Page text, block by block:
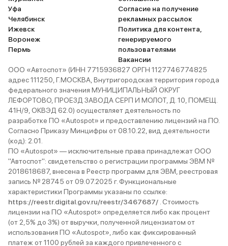
Уфа
Челябинск
Ижевск
Воронеж
Пермь
Согласие на получение
рекламных рассылок
Политика для контента,
генерируемого
пользователями
Вакансии
ООО «Автоспот» (ИНН 7715936827 ОРГН 1127746774825
адрес 111250, Г.МОСКВА, Внутригородская территория города
федерального значения МУНИЦИПАЛЬНЫЙ ОКРУГ
ЛЕФОРТОВО, ПРОЕЗД ЗАВОДА СЕРП И МОЛОТ, Д. 10, ПОМЕЩ.
41Н/9, ОКВЭД 62.0) осуществляет деятельность по
разработке ПО «Autospot» и предоставлению лицензий на ПО.
Согласно Приказу Минцифры от 08.10.22, вид деятельности
(код): 2.01.
ПО «Autospot» — исключительные права принадлежат ООО
"Автоспот": свидетельство о регистрации программы ЭВМ №
2018618687, внесена в Реестр программ для ЭВМ, реестровая
запись № 28745 от 09.07.2025 г. Функциональные
характеристики Программы указаны по ссылке:
https://reestr.digital.gov.ru/reestr/3467687/ . Стоимость
лицензии на ПО «Autospot» определяется либо как процент
(от 2,5% до 3%) от выручки, полученной лицензиатом от
использования ПО «Autospot», либо как фиксированный
платеж от 1100 рублей за каждого привлеченного с